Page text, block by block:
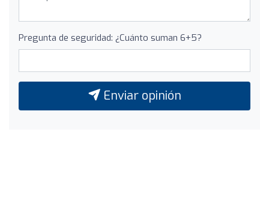
Pregunta de seguridad: ¿Cuánto suman 6+5?
Enviar opinión